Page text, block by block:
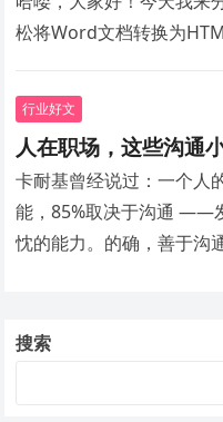
松将Word文档转换为
行业好文
人在职场，这些沟通
卡耐基曾经说过：一个人
能，85%取决于沟通 ——
忱的能力。的确，善于沟
搜索